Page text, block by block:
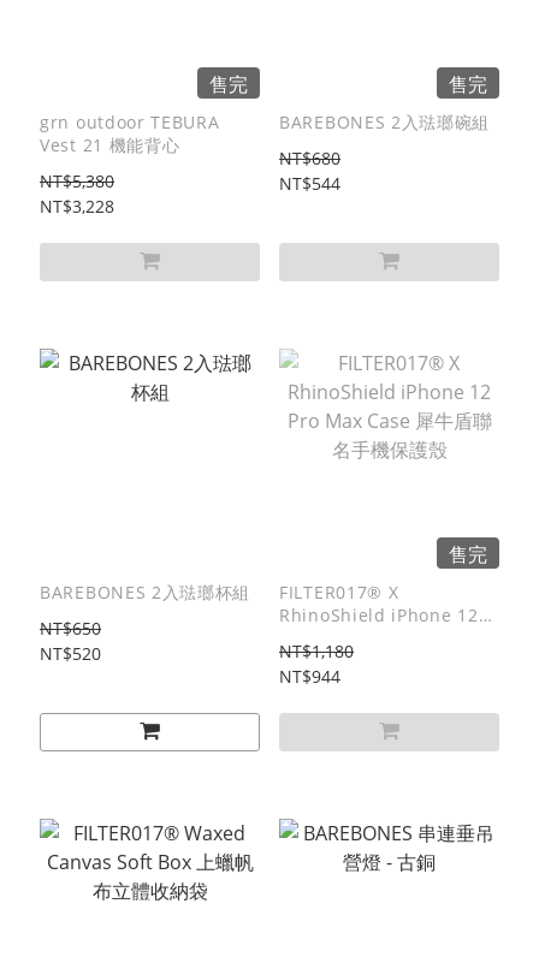
售完
grn outdoor TEBURA
Vest 21 機能背心
NT$5,380
NT$3,228
售完
BAREBONES 2入琺瑯碗組
NT$680
NT$544
BAREBONES 2入琺瑯杯組
NT$650
NT$520
售完
FILTER017® X
RhinoShield iPhone 12
手機保護殼
NT$1,180
NT$944